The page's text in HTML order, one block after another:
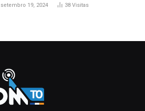
setembro 19, 2024 38 Visitas